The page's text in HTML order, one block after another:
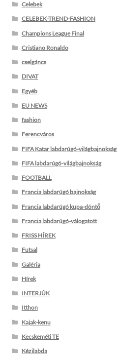
Celebek
CELEBEK-TREND-FASHION
Champions League Final
Cristiano Ronaldo
cselgáncs
DIVAT
Egyéb
EU NEWS
fashion
Ferencváros
FIFA Katar labdarúgó-világbajnokság
FIFA labdarúgó-világbajnokság
FOOTBALL
Francia labdarúgó bajnokság
Francia labdarúgó kupa-döntő
Francia labdarúgó-válogatott
FRISS HÍREK
Futsal
Galéria
Hírek
INTERJÚK
Itthon
Kajak-kenu
Kecskeméti TE
Kézilabda